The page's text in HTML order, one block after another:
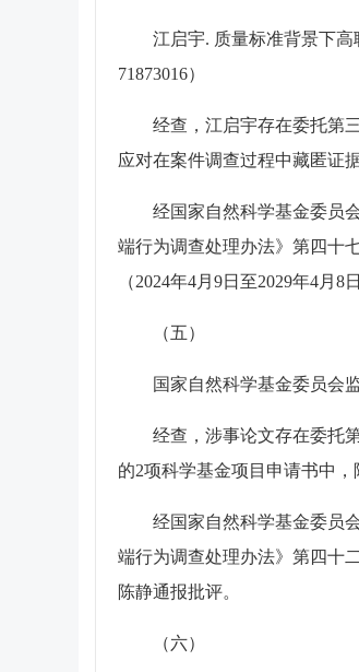
江启宇. 质量标准背景下高职
71873016）
经查，江启宇存在委托第三
应对在案件调查过程中藏匿证
经国家自然科学基金委员会
端行为调查处理办法》第四十
（2024年4月9日至2029年4月8
（五）
国家自然科学基金委员会监
经查，涉事论文存在委托第
的2项科学基金项目申请书中，
经国家自然科学基金委员会
端行为调查处理办法》第四十
陈静通报批评。
（六）